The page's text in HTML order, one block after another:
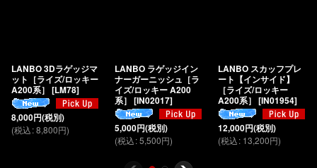
LANBO 3Dラゲッジマ
ット［ライズ/ロッキー
A200系］ [LM78]
8,000円(税別)
(税込:8,800円)
LANBO ラゲッジイン
ナーガーニッシュ［ラ
イズ/ロッキー A200
系］ [IN02017]
5,000円(税別)
(税込:5,500円)
LANBO スカッフプレ
ート【インサイド】
［ライズ/ロッキー
A200系］ [IN01954]
12,000円(税別)
(税込: 13,200円)